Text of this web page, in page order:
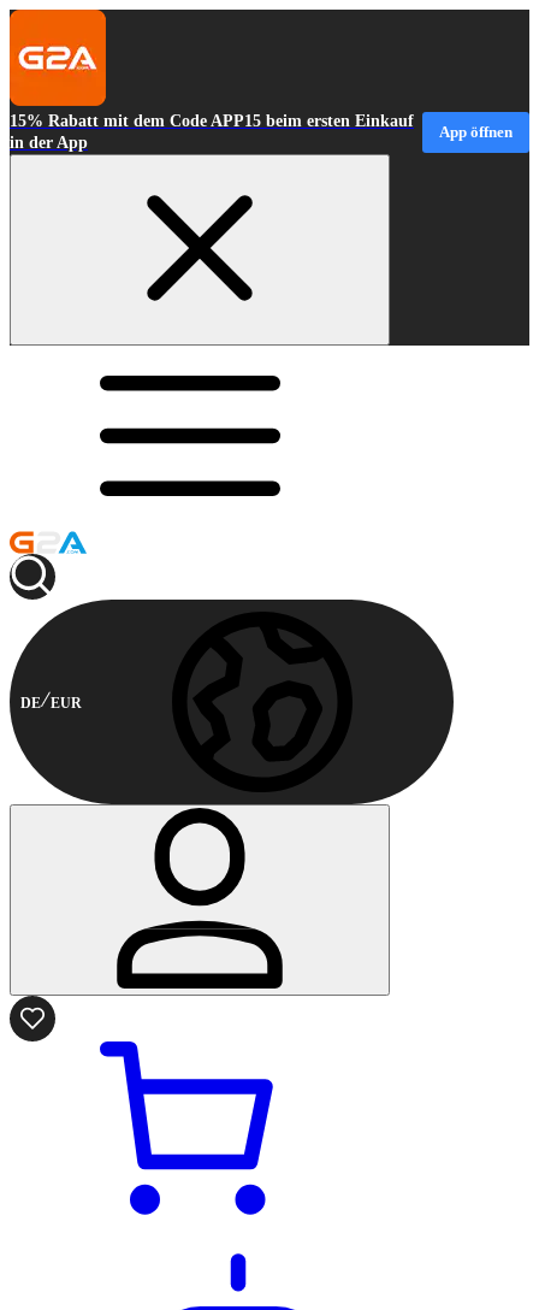
15% Rabatt mit dem Code APP15 beim ersten Einkauf
in der App
App öffnen
DE EUR